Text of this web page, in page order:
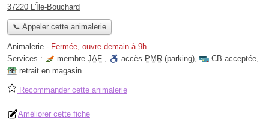
37220 L'Île-Bouchard
📞 Appeler cette animalerie
Animalerie - Fermée, ouvre demain à 9h
Services :
membre JAF , accès PMR (parking), CB acceptée,
retrait en magasin
Recommander cette animalerie
Améliorer cette fiche